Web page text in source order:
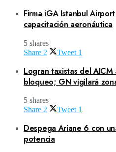
Firma iGA Istanbul
capacitación aeronáutica
5 shares
Share 2 Tweet 1
Logran taxistas del
bloqueo; GN vigilará
5 shares
Share 2 Tweet 1
Despega Ariane 6 con
potencia